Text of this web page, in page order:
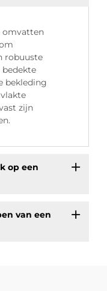
omvatten
robuuste
bekleding
zijn
op een
van een